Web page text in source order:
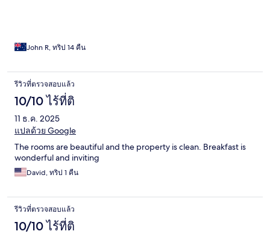
John R, ทริป 14 คืน
รีวิวที่ตรวจสอบแล้ว
10/10 ไร้ที่ติ
11 ธ.ค. 2025
แปลด้วย Google
The rooms are beautiful and the property is clean. Breakfast is
wonderful and inviting
David, ทริป 1 คืน
รีวิวที่ตรวจสอบแล้ว
10/10 ไร้ที่ติ